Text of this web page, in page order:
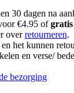
30 dagen na
€4.95 ofgratis
overretourneren.
het kunnen
en verse/
bezorging